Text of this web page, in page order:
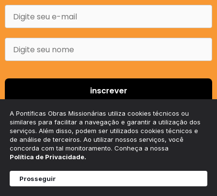
A Pontíficas Obras Missionárias utiliza cookies técnicos ou
similares para facilitar a navegação e garantir a utilização dos
serviços. Além disso, podem ser utilizados cookies técnicos e
de análise de terceiros. Ao utilizar nossos serviços, você
concorda com tal monitoramento. Conheça a nossa
Política de Privacidade.
Prosseguir
© Copyright Pontifícias Obras Missionárias. Feito com